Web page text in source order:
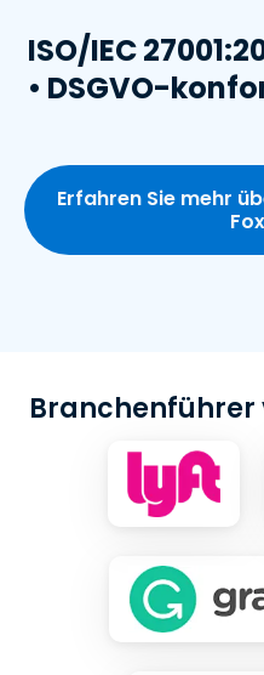
ISO/IEC
• DSGVO-
Erfahren Sie mehr